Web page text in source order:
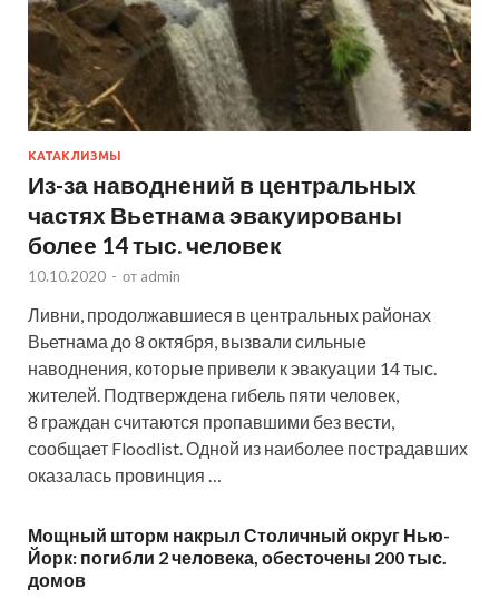
КАТАКЛИЗМЫ
Из-за наводнений в центральных
частях Вьетнама эвакуированы
более 14 тыс. человек
10.10.2020 - от admin
Ливни, продолжавшиеся в центральных районах
Вьетнама до 8 октября, вызвали сильные
наводнения, которые привели к эвакуации 14 тыс.
жителей. Подтверждена гибель пяти человек,
8 граждан считаются пропавшими без вести,
сообщает Floodlist. Одной из наиболее пострадавших
оказалась провинция …
Мощный шторм накрыл Столичный округ Нью-
Йорк: погибли 2 человека, обесточены 200 тыс.
домов